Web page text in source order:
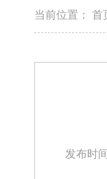
当前位置： 首
发布时